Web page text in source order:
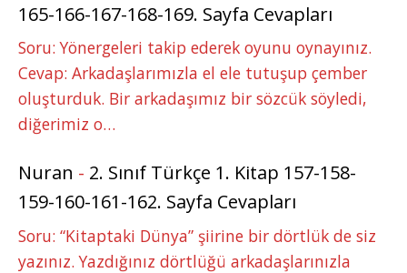
165-166-167-168-169. Sayfa Cevapları
Soru: Yönergeleri takip ederek oyunu oynayınız.
Cevap: Arkadaşlarımızla el ele tutuşup çember
oluşturduk. Bir arkadaşımız bir sözcük söyledi,
diğerimiz o…
Nuran - 2. Sınıf Türkçe 1. Kitap 157-158-
159-160-161-162. Sayfa Cevapları
Soru: “Kitaptaki Dünya” şiirine bir dörtlük de siz
yazınız. Yazdığınız dörtlüğü arkadaşlarınızla